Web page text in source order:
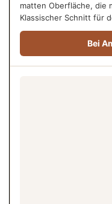
matten Oberfläche, die
Klassischer Schnitt für
Bei